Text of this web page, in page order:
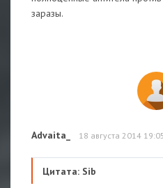
заразы.
Advaita_ 18 августа 2014 19:05
Цитата: Sib